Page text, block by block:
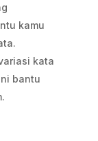
kamu
kata
bantu